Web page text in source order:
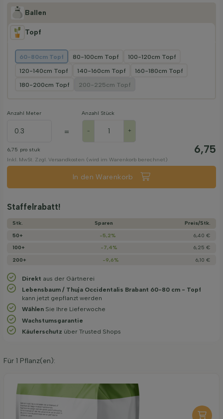
Ballen
Topf
60-80cm Topf 80-100cm Topf
100-120cm Topf
120-140cm Topf
140-160cm Topf
160-180cm Topf
180-200cm Topf
200-225cm Topf
Anzahl Meter
=
Anzahl Stück
- +
6,75 pro stuk 6,75
Inkl. MwSt. Zzgl. Versandkosten (wird im Warenkorb berechnet)
In den Warenkorb
Staffelrabatt!
Stk. Sparen
Preis/­Stk.
50+
-5,2%
6,40 €
100+
-7,4%
6,25 €
200+
-9,6% 6,10 €
Direkt aus der Gärtnerei
Lebensbaum / Thuja Occidentalis Brabant 60-80 cm - Topf
kann jetzt gepflanzt werden
Wählen Sie Ihre Lieferwoche
Wachstums­garantie
Käuferschutz über Trusted Shops
Für 1 Pflanz(en):
Organische Pflanzerde 40 l
6,95
-